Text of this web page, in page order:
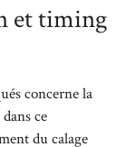
et timing
concerne la
ce
du calage